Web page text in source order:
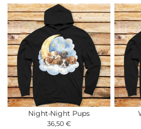
Night-Night Pups
36,50 €